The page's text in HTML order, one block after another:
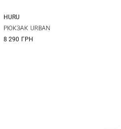
HURU
РЮКЗАК URBAN
8 290 ГРН